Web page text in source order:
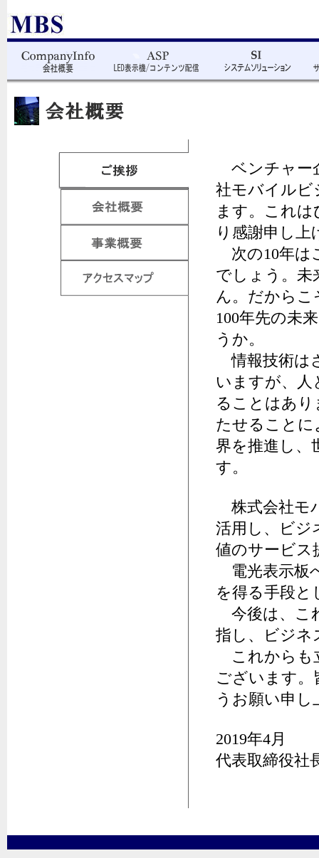
ベンチャー
社モバイルビ
ます。これ
り感謝申し上
次の10年は
でしょう。未
ん。だからこ
100年先の未
うか。
情報技術は
いますが、人
ることはあ
たせること
界を推進し、
す。
株式会社モ
活用し、ビジ
値のサービス
電光表示板
を得る手段と
今後は、こ
指し、ビジネ
これからも
ございます。
うお願い申し
2019年4月
代表取締役